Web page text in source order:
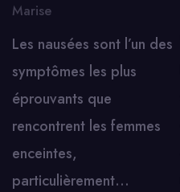
Marise
Les nausées sont l’un des
symptômes les plus
éprouvants que
rencontrent les femmes
enceintes,
particulièrement…